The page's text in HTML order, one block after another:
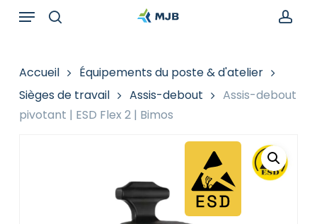
Recherche
Menu
Accueil
Équipements du poste & d'atelier
Sièges de travail
Assis-debout
Assis-debout
pivotant | ESD Flex 2 | Bimos